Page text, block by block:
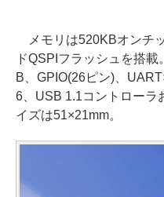
メモリは520KBオンチ
ドQSPIフラッシュを搭
B、GPIO(26ピン)、
6、USB 1.1コントローラ
イズは51×21mm。